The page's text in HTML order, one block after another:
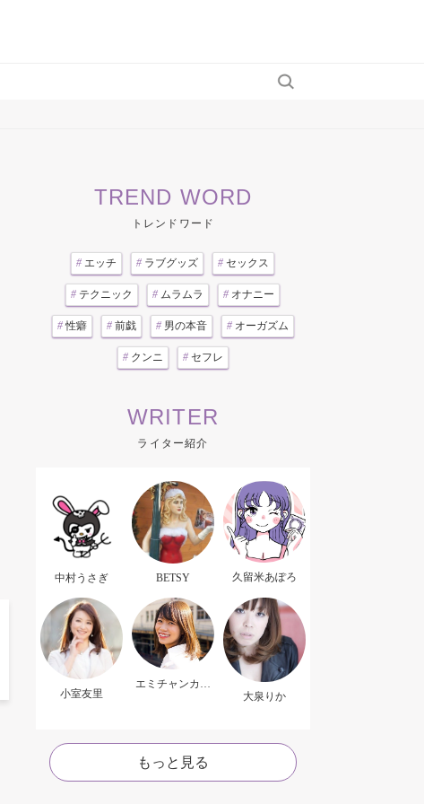
TREND WORD
トレンドワード
# エッチ # ラブグッズ # セックス
# テクニック # ムラムラ # オナニー
# 性癖 # 前戯 # 男の本音 # オーガズム
# クンニ # セフレ
WRITER
ライター紹介
中村うさぎ BETSY 久留米あぽろ
小室友里
エミチャンカパ
大泉りか
もっと見る